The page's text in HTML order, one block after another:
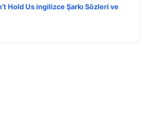
Hold Us ingilizce Şarkı Sözleri ve